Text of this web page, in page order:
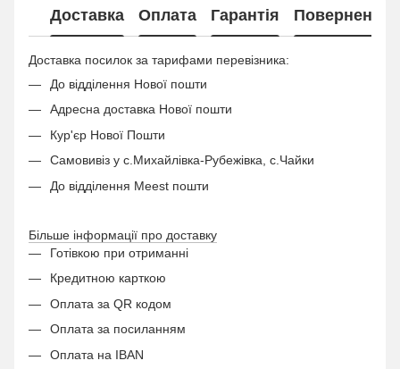
Доставка Оплата Гарантія Повернення
Доставка посилок за тарифами перевізника:
До відділення Нової пошти
Адресна доставка Нової пошти
Кур'єр Нової Пошти
Самовивіз у с.Михайлівка-Рубежівка, с.Чайки
До відділення Meest пошти
Більше інформації про доставку
Готівкою при отриманні
Кредитною карткою
Оплата за QR кодом
Оплата за посиланням
Оплата на IBAN